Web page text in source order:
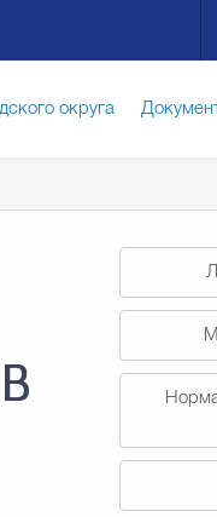
округа
Избирательная